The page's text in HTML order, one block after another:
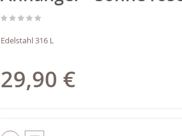
Edelstahl 316 L
29,90 €